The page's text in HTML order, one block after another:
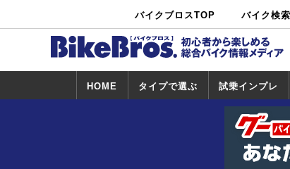
バイクブロスTOP バイク検索
中古バイ
ク・新車検
カタログ検
索
ショップ検
索
HOME タイプで選ぶ 試乗インプレ
試乗インプレ
一覧
ホンダ
ヤマハ
スズキ
カワサキ
ハーレー
BMW
トライアンフ
ドゥカティ